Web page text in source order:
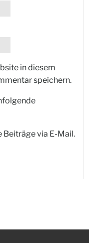
in diesem
speichern.
Beiträge via E-Mail.